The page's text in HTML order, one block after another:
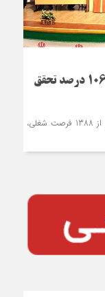
تعهد اشتغالزایی بردسکن در سال گذشته 106 درصد تحقق
فرماندار بردسکن گفت: در سال گذشته با ایجاد بیش از 1388 فرصت شغلی،